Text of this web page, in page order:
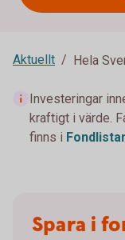
Aktuellt Hela
Investeringar
kraftigt i värde.
finns i
Spara i